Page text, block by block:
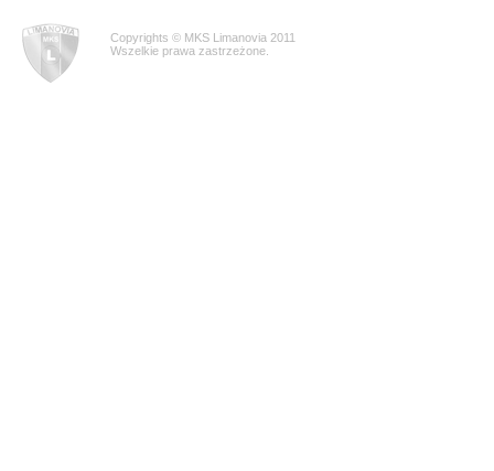
Copyrights © MKS Limanovia 2011
Wszelkie prawa zastrzeżone.